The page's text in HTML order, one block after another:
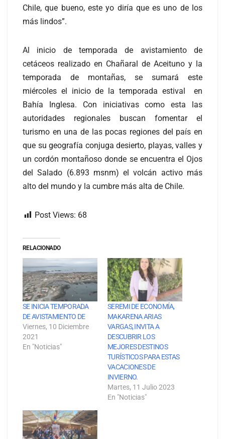
Chile, que bueno, este yo diría que es uno de los
más lindos”.
Al inicio de temporada de avistamiento de
cetáceos realizado en Chañaral de Aceituno y la
temporada de montañas, se sumará este
miércoles el inicio de la temporada estival en
Bahía Inglesa. Con iniciativas como esta las
autoridades regionales buscan fomentar el
turismo en una de las pocas regiones del país en
que su geografía conjuga desierto, playas, valles y
un cordón montañoso donde se encuentra el Ojos
del Salado (6.893 msnm) el volcán activo más
alto del mundo y la cumbre más alta de Chile.
Post Views: 68
RELACIONADO
SE INICIA TEMPORADA
DE AVISTAMIENTO DE
Viernes, 10 Diciembre
2021
En "Noticias"
SEREMI DE ECONOMÍA,
MAKARENA ARIAS
VARGAS, INVITA A
DESCUBRIR LOS
MEJORES DESTINOS
TURÍSTICOS PARA ESTAS
VACACIONES DE
INVIERNO.
Martes, 11 Julio 2023
En "Noticias"